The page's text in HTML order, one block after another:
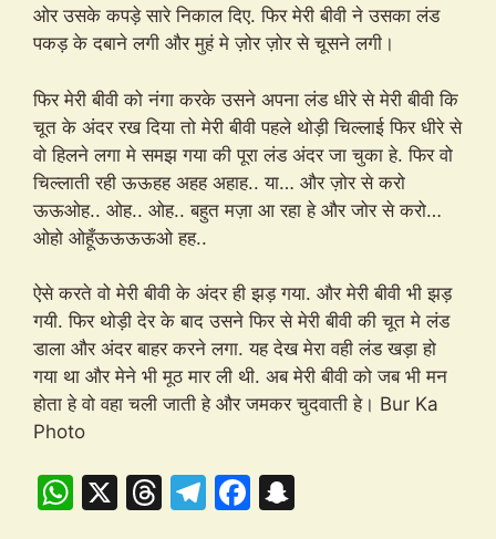
ओर उसके कपड़े सारे निकाल दिए. फिर मेरी बीवी ने उसका लंड
पकड़ के दबाने लगी और मुहं मे ज़ोर ज़ोर से चूसने लगी।
फिर मेरी बीवी को नंगा करके उसने अपना लंड धीरे से मेरी बीवी कि
चूत के अंदर रख दिया तो मेरी बीवी पहले थोड़ी चिल्लाई फिर धीरे से
वो हिलने लगा मे समझ गया की पूरा लंड अंदर जा चुका हे. फिर वो
चिल्लाती रही ऊऊहह अहह अहाह.. या… और ज़ोर से करो
ऊऊओह.. ओह.. ओह.. बहुत मज़ा आ रहा हे और जोर से करो…
ओहो ओहूँऊऊऊऊओ हह..
ऐसे करते वो मेरी बीवी के अंदर ही झड़ गया. और मेरी बीवी भी झड़
गयी. फिर थोड़ी देर के बाद उसने फिर से मेरी बीवी की चूत मे लंड
डाला और अंदर बाहर करने लगा. यह देख मेरा वही लंड खड़ा हो
गया था और मेने भी मूठ मार ली थी. अब मेरी बीवी को जब भी मन
होता हे वो वहा चली जाती हे और जमकर चुदवाती हे। Bur Ka
Photo
W X
T
T
F